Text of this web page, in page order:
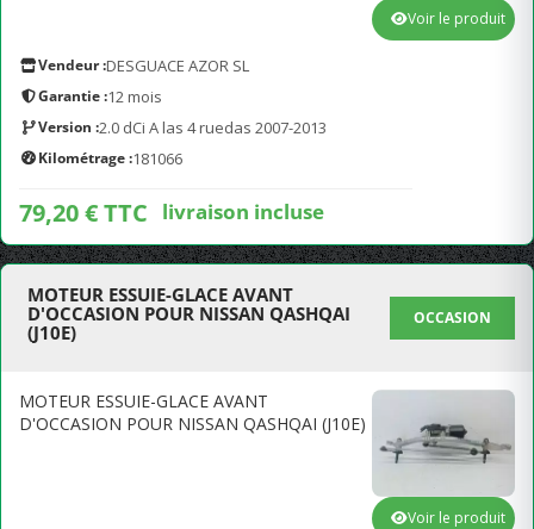
Vendeur :DESGUACE AZOR SL
Garantie :12 mois
Version :2.0 dCi A las 4 ruedas 2007-2013
Kilométrage :181066
79,20 € TTC livraison incluse
Voir le produit
MOTEUR ESSUIE-GLACE AVANT
D'OCCASION POUR NISSAN QASHQAI
(J10E)
OCCASION
MOTEUR ESSUIE-GLACE AVANT
D'OCCASION POUR NISSAN QASHQAI (J10E)
Voir le produit